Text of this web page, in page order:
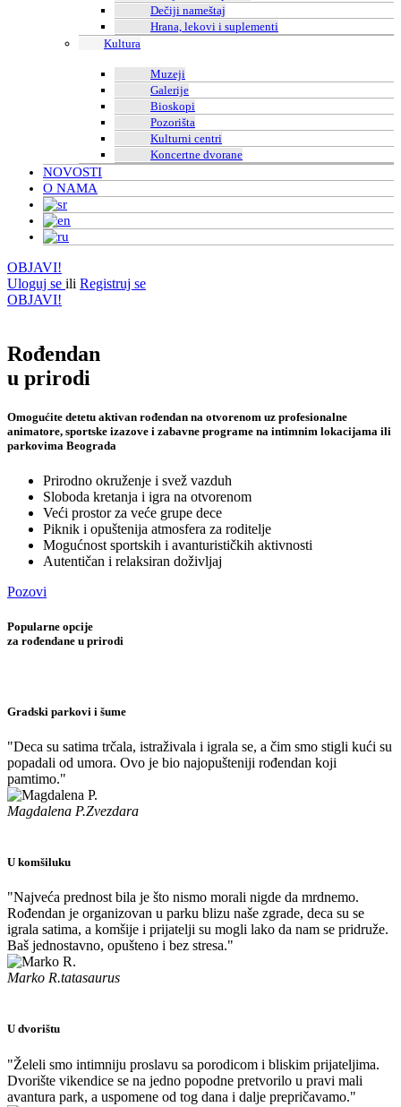
Dečiji nameštaj
Hrana, lekovi i suplementi
Kultura
Muzeji
Galerije
Bioskopi
Pozorišta
Kulturni centri
Koncertne dvorane
NOVOSTI
O NAMA
OBJAVI!
Uloguj se ili Registruj se
OBJAVI!
Rođendan
u prirodi
Omogućite detetu aktivan rođendan na otvorenom uz profesionalne
animatore, sportske izazove i zabavne programe na intimnim lokacijama ili
parkovima Beograda
Prirodno okruženje i svež vazduh
Sloboda kretanja i igra na otvorenom
Veći prostor za veće grupe dece
Piknik i opuštenija atmosfera za roditelje
Mogućnost sportskih i avanturističkih aktivnosti
Autentičan i relaksiran doživljaj
Pozovi
Popularne opcije
za rođendane u prirodi
Gradski parkovi i šume
"Deca su satima trčala, istraživala i igrala se, a čim smo stigli kući su
popadali od umora. Ovo je bio najopušteniji rođendan koji
pamtimo."
Magdalena P.Zvezdara
U komšiluku
"Najveća prednost bila je što nismo morali nigde da mrdnemo.
Rođendan je organizovan u parku blizu naše zgrade, deca su se
igrala satima, a komšije i prijatelji su mogli lako da nam se pridruže.
Baš jednostavno, opušteno i bez stresa."
Marko R.tatasaurus
U dvorištu
"Želeli smo intimniju proslavu sa porodicom i bliskim prijateljima.
Dvorište vikendice se na jedno popodne pretvorilo u pravi mali
avantura park, a uspomene od tog dana i dalje prepričavamo."